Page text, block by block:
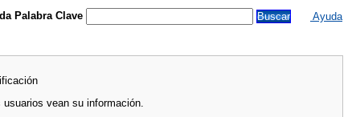
Palabra Clave Ayuda
vean su información.